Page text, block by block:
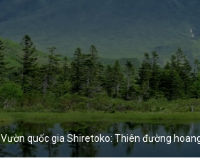
Vườn quốc gia Shiretoko: Thiên đường